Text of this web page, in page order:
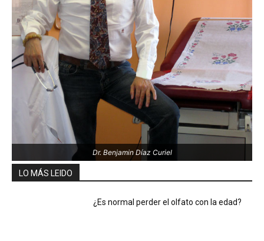
Dr. Benjamin Díaz Curiel
LO MÁS LEIDO
¿Es normal perder el olfato con la edad?